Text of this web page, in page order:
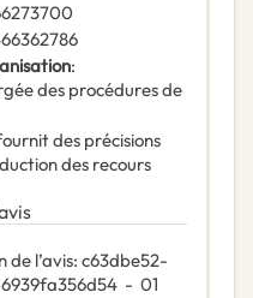
:
des procédures de
des précisions
des recours
l’avis: c63dbe52-
- 01